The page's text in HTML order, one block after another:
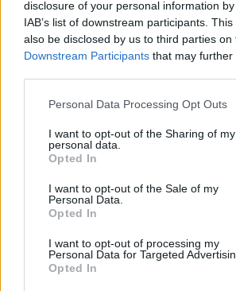
disclosure of your personal information
IAB’s list of downstream participants.
also be disclosed by us to third parties on
Downstream Participants that may
Personal Data Processing Opt Outs
I want to opt-out of the Sharing of my
personal data.
Opted In
I want to opt-out of the Sale of my
Personal Data.
Opted In
I want to opt-out of processing my
Personal Data for Targeted
Opted In
In evidenza